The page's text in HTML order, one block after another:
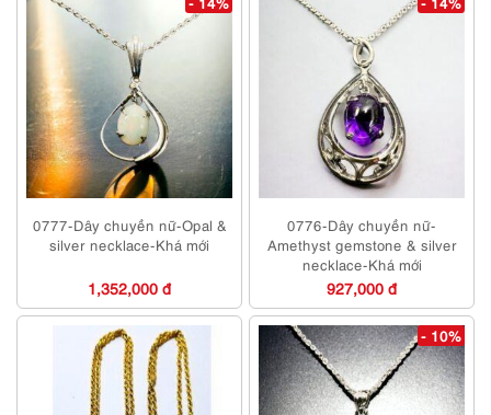
0777-Dây chuyền nữ-Opal &
silver necklace-Khá mới
1,352,000 đ
0776-Dây chuyền nữ-
Amethyst gemstone & silver
necklace-Khá mới
927,000 đ
- 10%